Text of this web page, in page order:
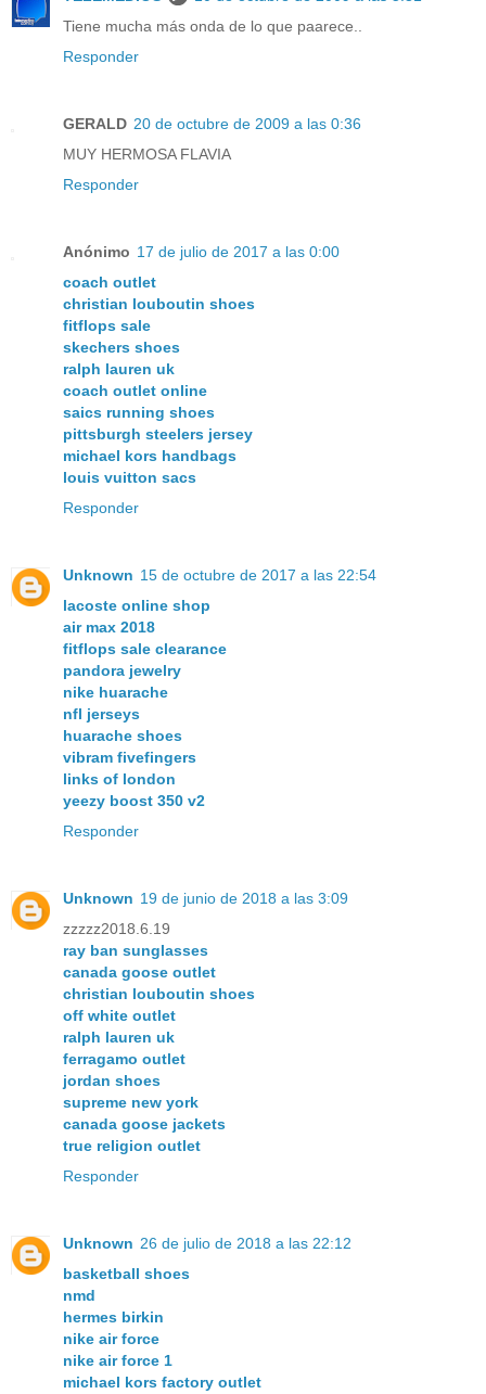
Tiene mucha más onda de lo que paarece..
Responder
GERALD 20 de octubre de 2009 a las 0:36
MUY HERMOSA FLAVIA
Responder
Anónimo 17 de julio de 2017 a las 0:00
coach outlet
christian louboutin shoes
fitflops sale
skechers shoes
ralph lauren uk
coach outlet online
saics running shoes
pittsburgh steelers jersey
michael kors handbags
louis vuitton sacs
Responder
Unknown 15 de octubre de 2017 a las 22:54
lacoste online shop
air max 2018
fitflops sale clearance
pandora jewelry
nike huarache
nfl jerseys
huarache shoes
vibram fivefingers
links of london
yeezy boost 350 v2
Responder
Unknown 19 de junio de 2018 a las 3:09
zzzzz2018.6.19
ray ban sunglasses
canada goose outlet
christian louboutin shoes
off white outlet
ralph lauren uk
ferragamo outlet
jordan shoes
supreme new york
canada goose jackets
true religion outlet
Responder
Unknown 26 de julio de 2018 a las 22:12
basketball shoes
nmd
hermes birkin
nike air force
nike air force 1
michael kors factory outlet